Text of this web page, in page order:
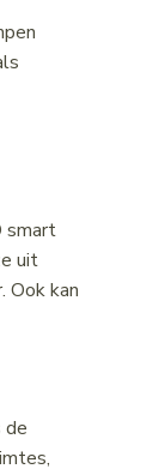
smart
uit
Ook kan
de